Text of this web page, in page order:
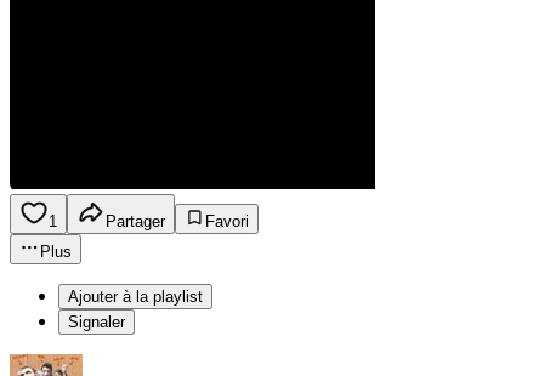
1 Partager
Favori
Plus
Ajouter à la playlist
Signaler